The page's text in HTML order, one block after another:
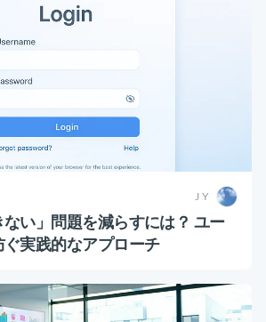
J Y
ない」問題を減らすには？ ユー
実践的なアプローチ